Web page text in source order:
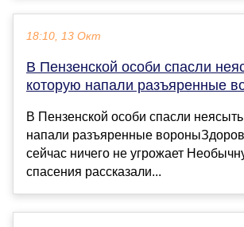
18:10, 13 Окт
В Пензенской особи спасли
которую напали разъяренные
В Пензенской особи спасли
напали разъяренные
сейчас ничего не угрожает
спасения рассказали...